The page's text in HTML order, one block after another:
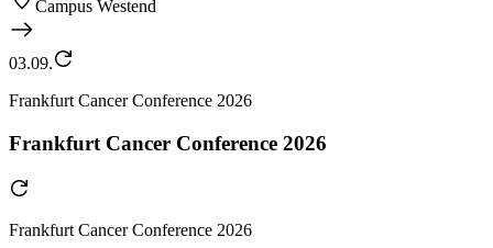
Campus Westend
03.09.
Frankfurt Cancer Conference 2026
Frankfurt Cancer Conference 2026
Frankfurt Cancer Conference 2026